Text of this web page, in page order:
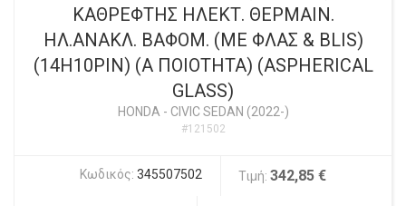
ΚΑΘΡΕΦΤΗΣ ΗΛΕΚΤ. ΘΕΡΜΑΙΝ.
ΗΛ.ΑΝΑΚΛ. ΒΑΦΟΜ. (ΜΕ ΦΛΑΣ & BLIS)
(14H10PIN) (A ΠΟΙΟΤΗΤΑ) (ASPHERICAL
GLASS)
HONDA- CIVIC SEDAN (2022-)
#121502
Κωδικός: 345507502 Τιμή: 342,85 €